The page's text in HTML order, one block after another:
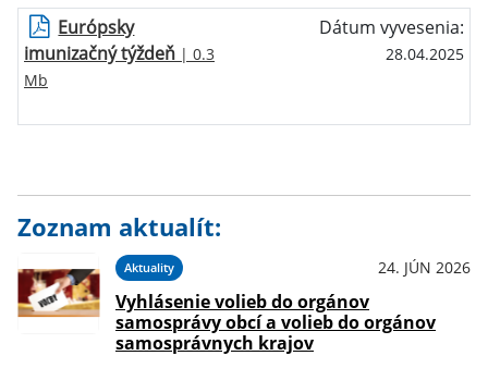
Európsky
imunizačný týždeň | 0.3
Mb
Dátum vyvesenia:
28.04.2025
Zoznam aktualít:
Aktuality 24. JÚN 2026
Vyhlásenie volieb do orgánov
samosprávy obcí a volieb do orgánov
samosprávnych krajov